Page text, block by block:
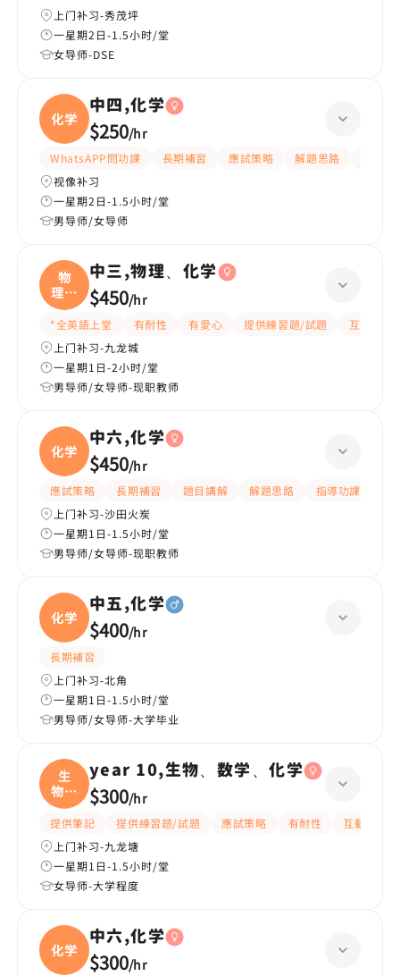
上门补习-秀茂坪
一星期2日-1.5小时/堂
女导师-DSE
化学
中四,化学
$250/hr
WhatsAPP問功課 長期補習 應試策略 解題思路
视像补习
一星期2日-1.5小时/堂
男导师/女导师
物
理、
化学
中三,物理、化学
$450/hr
*全英語上堂 有耐性 有愛心 提供練習題/試題
互動教學
上门补习-九龙城
一星期1日-2小时/堂
男导师/女导师-现职教师
化学
中六,化学
$450/hr
應試策略 長期補習 題目講解 解題思路 指導功課
上门补习-沙田火炭
一星期1日-1.5小时/堂
男导师/女导师-现职教师
化学
中五,化学
$400/hr
長期補習
上门补习-北角
一星期1日-1.5小时/堂
男导师/女导师-大学毕业
生
物、
数学
year 10,生物、数学、化学
$300/hr
提供筆記 提供練習題/試題 應試策略 有耐性
互動教學
上门补习-九龙塘
一星期1日-1.5小时/堂
女导师-大学程度
化学
中六,化学
$300/hr